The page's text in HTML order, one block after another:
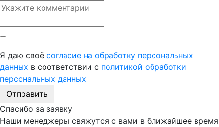
Я даю своё согласие на обработку персональных
данных в соответствии с политикой обработки
персональных данных
Отправить
Спасибо за заявку
Наши менеджеры свяжутся с вами в ближайшее время